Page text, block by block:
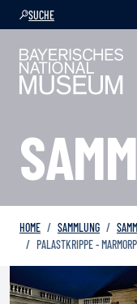
SUCHE
HOME SAMMLUNG
PALASTKRIPPE -